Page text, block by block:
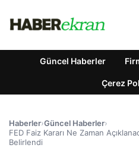
Güncel Haberler
Çerez
Haberler›Güncel Haberler›
FED Faiz Kararı Ne Zaman
Belirlendi